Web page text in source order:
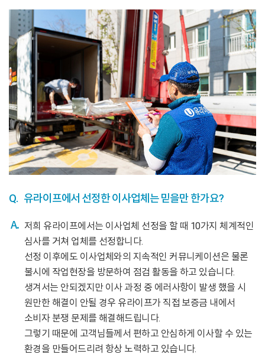
Q. 유라이프에서 선정한 이사업체는 믿을만 한가요?
저희 유라이프에서는 이사업체 선정을 할 때 10가지 체계적인
심사를 거쳐 업체를 선정합니다.
선정 이후에도 이사업체와의 지속적인 커뮤니케이션은 물론
불시에 작업현장을 방문하여 점검 활동을 하고 있습니다.
생겨서는 안되겠지만 이사 과정 중 에러사항이 발생 했을 시
원만한 해결이 안될 경우 유라이프가 직접 보증금 내에서
소비자 분쟁 문제를 해결해드립니다.
그렇기 때문에 고객님들께서 편하고 안심하게 이사할 수 있는
환경을 만들어드리려 항상 노력하고 있습니다.